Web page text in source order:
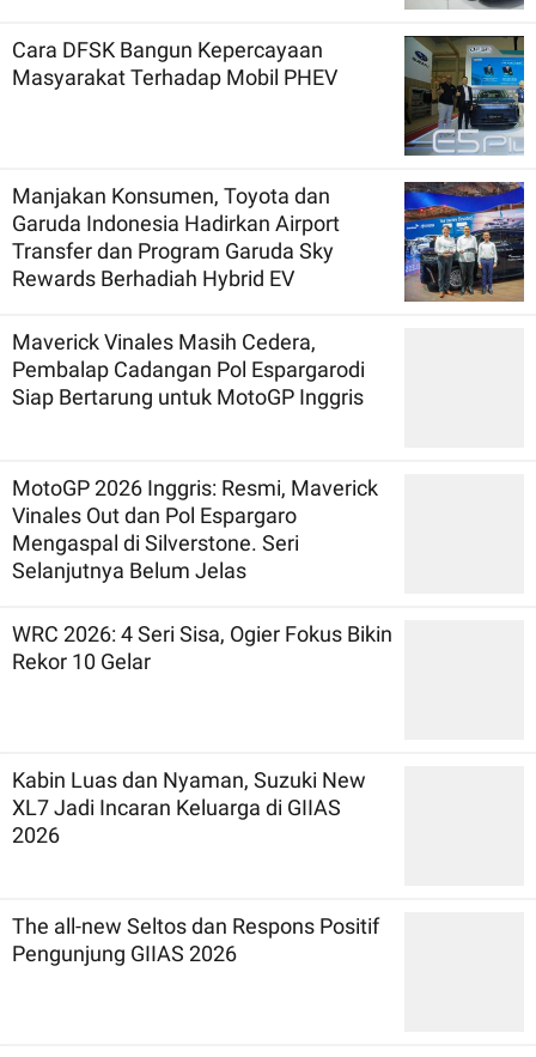
Cara DFSK Bangun Kepercayaan
Masyarakat Terhadap Mobil PHEV
Manjakan Konsumen, Toyota dan
Garuda Indonesia Hadirkan Airport
Transfer dan Program Garuda Sky
Rewards Berhadiah Hybrid EV
Maverick Vinales Masih Cedera,
Pembalap Cadangan Pol Espargarodi
Siap Bertarung untuk MotoGP Inggris
MotoGP 2026 Inggris: Resmi, Maverick
Vinales Out dan Pol Espargaro
Mengaspal di Silverstone. Seri
Selanjutnya Belum Jelas
WRC 2026: 4 Seri Sisa, Ogier Fokus Bikin
Rekor 10 Gelar
Kabin Luas dan Nyaman, Suzuki New
XL7 Jadi Incaran Keluarga di GIIAS
2026
The all-new Seltos dan Respons Positif
Pengunjung GIIAS 2026